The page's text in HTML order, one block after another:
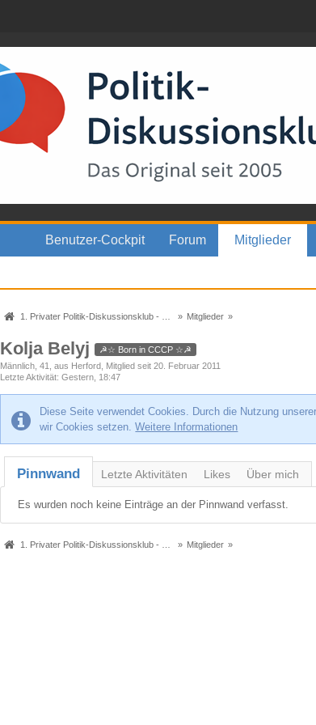
Benutzer-Cockpit Forum Mitglieder
1. Privater Politik-Diskussionsklub - Das Original seit 2005 » Mitglieder »
Kolja Belyj ☭☆ Born in СССР ☆☭
Männlich 41 aus Herford Mitglied seit 20. Februar 2011
Letzte Aktivität Gestern, 18:47
Diese Seite verwendet Cookies. Durch die Nutzung
wir Cookies setzen.Weitere Informationen
Pinnwand Letzte Aktivitäten Likes Über mich
Es wurden noch keine Einträge an der Pinnwand verfasst.
1. Privater Politik-Diskussionsklub - Das Original seit 2005 » Mitglieder »